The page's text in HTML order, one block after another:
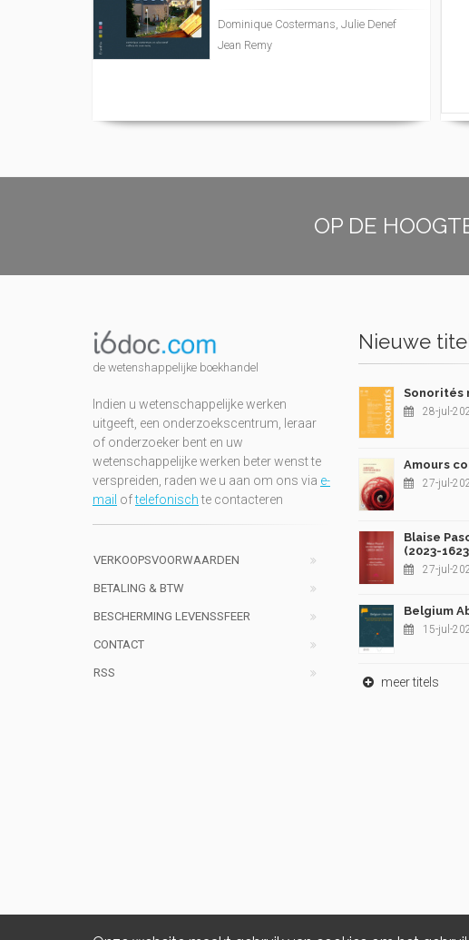
Dominique Costermans, Julie Denef
Jean Remy
OP DE
de wetenshappelijke boekhandel
Indien u wetenschappelijke werken
uitgeeft, een onderzoekscentrum, leraar
of onderzoeker bent en uw
wetenschappelijke werken beter wenst te
verspreiden, raden we u aan om ons via e-
mail oftelefonischte contacteren
VERKOOPSVOORWAARDEN
BETALING & BTW
BESCHERMING LEVENSSFEER
CONTACT
RSS
Nieuwe
Sonorités
28-jul-
Amours
27-jul-
Blaise
(2023-
27-jul-
Belgium
15-jul-
meer titels